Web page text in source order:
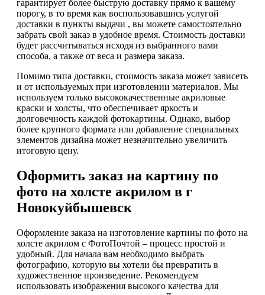
гарантирует более быструю доставку прямо к вашему
порогу, в то время как воспользовавшись услугой
доставки в пункты выдачи , вы можете самостоятельно
забрать свой заказ в удобное время. Стоимость доставки
будет рассчитываться исходя из выбранного вами
способа, а также от веса и размера заказа.
Помимо типа доставки, стоимость заказа может зависеть
и от используемых при изготовлении материалов. Мы
используем только высококачественные акриловые
краски и холсты, что обеспечивает яркость и
долговечность каждой фотокартины. Однако, выбор
более крупного формата или добавление специальных
элементов дизайна может незначительно увеличить
итоговую цену.
Оформить заказ на картину по
фото на холсте акрилом в г
Новокуйбышевск
Оформление заказа на изготовление картины по фото на
холсте акрилом с ФотоПочтой – процесс простой и
удобный. Для начала вам необходимо выбрать
фотографию, которую вы хотели бы превратить в
художественное произведение. Рекомендуем
использовать изображения высокого качества для